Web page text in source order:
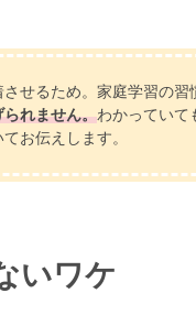
せるため。家庭学習の
れません。わかっていて
お伝えします。
いワケ